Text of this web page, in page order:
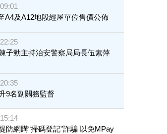
A4及A12地段經屋單位售價公佈
子勁主持治安警察局局長伍素萍
9名副關務監督
防網購“掃碼登記”詐騙 以免MPay